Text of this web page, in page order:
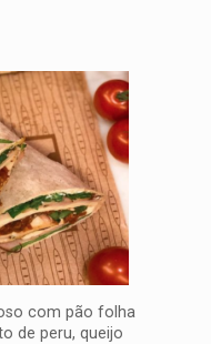
com pão folha
de peru, queijo